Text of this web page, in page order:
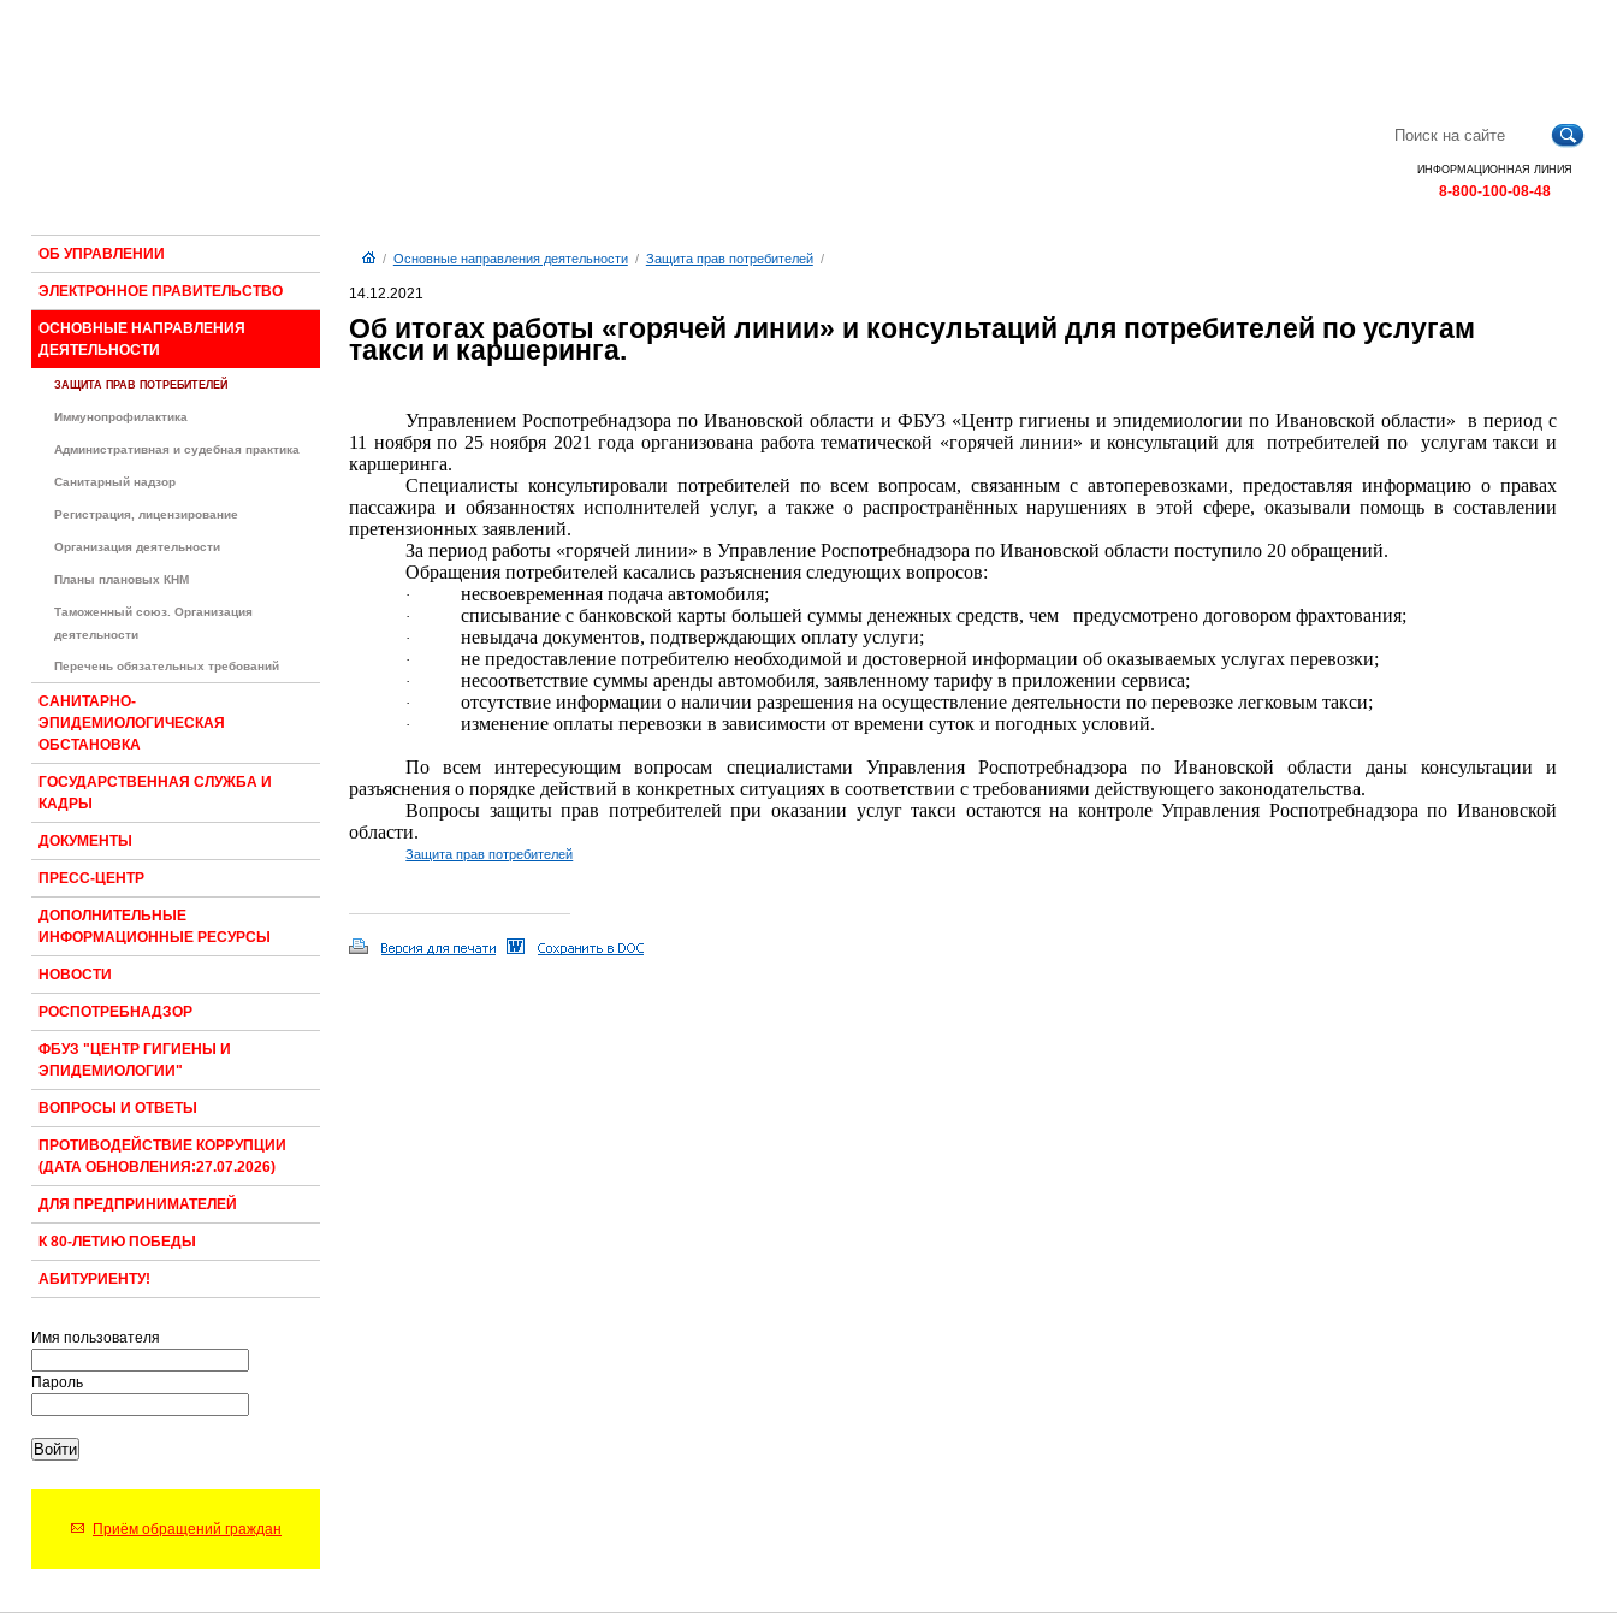
сайта
RSS
ИНФОРМАЦИОННАЯ ЛИНИЯ
8-800-100-08-48
ОБ УПРАВЛЕНИИ
ЭЛЕКТРОННОЕ ПРАВИТЕЛЬСТВО
ОСНОВНЫЕ НАПРАВЛЕНИЯ
ДЕЯТЕЛЬНОСТИ
ЗАЩИТА ПРАВ ПОТРЕБИТЕЛЕЙ
Иммунопрофилактика
Административная и судебная практика
Санитарный надзор
Регистрация, лицензирование
Организация деятельности
Планы плановых КНМ
Таможенный союз. Организация
деятельности
Перечень обязательных требований
САНИТАРНО-
ЭПИДЕМИОЛОГИЧЕСКАЯ
ОБСТАНОВКА
ГОСУДАРСТВЕННАЯ СЛУЖБА И
КАДРЫ
ДОКУМЕНТЫ
ПРЕСС-ЦЕНТР
ДОПОЛНИТЕЛЬНЫЕ
ИНФОРМАЦИОННЫЕ РЕСУРСЫ
НОВОСТИ
РОСПОТРЕБНАДЗОР
ФБУЗ "ЦЕНТР ГИГИЕНЫ И
ЭПИДЕМИОЛОГИИ"
ВОПРОСЫ И ОТВЕТЫ
ПРОТИВОДЕЙСТВИЕ КОРРУПЦИИ
(ДАТА ОБНОВЛЕНИЯ:27.07.2026)
ДЛЯ ПРЕДПРИНИМАТЕЛЕЙ
К 80-ЛЕТИЮ ПОБЕДЫ
АБИТУРИЕНТУ!
Имя пользователя
Пароль
Приём обращений граждан
/ Основные направления деятельности/ Защита прав потребителей/
14.12.2021
Об итогах работы «горячей линии» и консультаций для потребителей по услугам
такси и каршеринга.
Управлением Роспотребнадзора по Ивановской области и ФБУЗ «Центр гигиены и эпидемиологии по Ивановской области» в период с
11 ноября по 25 ноября 2021 года организована работа тематической «горячей линии» и консультаций для потребителей по услугам такси и
каршеринга.
Специалисты консультировали потребителей по всем вопросам, связанным с автоперевозками, предоставляя информацию о правах
пассажира и обязанностях исполнителей услуг, а также о распространённых нарушениях в этой сфере, оказывали помощь в составлении
претензионных заявлений.
За период работы «горячей линии» в Управление Роспотребнадзора по Ивановской области поступило 20 обращений.
Обращения потребителей касались разъяснения следующих вопросов:
· несвоевременная подача автомобиля;
· списывание с банковской карты большей суммы денежных средств, чем предусмотрено договором фрахтования;
· невыдача документов, подтверждающих оплату услуги;
· не предоставление потребителю необходимой и достоверной информации об оказываемых услугах перевозки;
· несоответствие суммы аренды автомобиля, заявленному тарифу в приложении сервиса;
· отсутствие информации о наличии разрешения на осуществление деятельности по перевозке легковым такси;
· изменение оплаты перевозки в зависимости от времени суток и погодных условий.
По всем интересующим вопросам специалистами Управления Роспотребнадзора по Ивановской области даны консультации и
разъяснения о порядке действий в конкретных ситуациях в соответствии с требованиями действующего законодательства.
Вопросы защиты прав потребителей при оказании услуг такси остаются на контроле Управления Роспотребнадзора по Ивановской
области.
Защита прав потребителей